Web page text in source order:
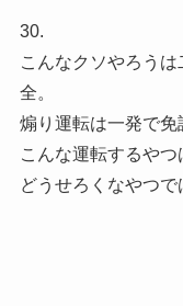
30.
こんなクソやろう
全。
煽り運転は一発で免
こんな運転するやつ
どうせろくなやつで